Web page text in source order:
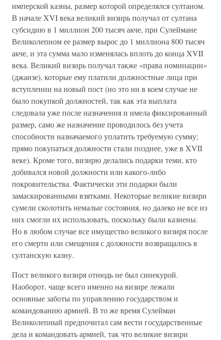
имперской казны, размер которой определялся султаном.
В начале XVI века великий визирь получал от султана
субсидию в 1 миллион 200 тысяч акче, при Сулеймане
Великолепном ее размер вырос до 1 миллиона 800 тысяч
акче, и эта сумма мало изменялась вплоть до конца XVII
века. Великий визирь получал также «права номинации»
(джаизе), которые ему платили должностные лица при
вступлении на новый пост (но это ни в коем случае не
было покупкой должностей, так как эта выплата
следовала уже после назначения и имела фиксированный
размер, само же назначение проводилось без учета
способности назначаемого уплатить требуемую сумму;
прямо покупаться должности стали позднее, уже в XVII
веке). Кроме того, визирю делались подарки теми, кто
добивался новой должности или какого-либо
покровительства. Фактически эти подарки были
замаскированными взятками. Некоторые великие визири
сумели сколотить немалые состояния, но далеко не все из
них смогли их использовать, поскольку были казнены.
Но в любом случае все имущество великого визиря после
его смерти или смещения с должности возвращалось в
султанскую казну.
Пост великого визиря отнюдь не был синекурой.
Наоборот, чаще всего именно на визире лежали
основные заботы по управлению государством и
командованию армией. В то же время Сулейман
Великолепный предпочитал сам вести государственные
дела и командовать армией, так что великие визири